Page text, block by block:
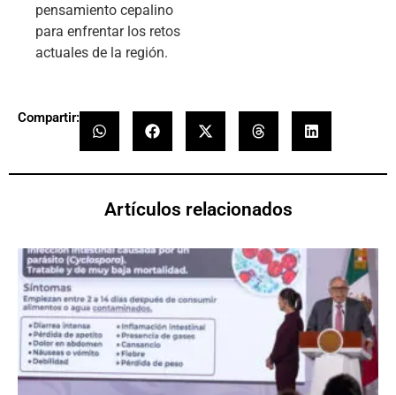
pensamiento cepalino
para enfrentar los retos
actuales de la región.
Compartir:
Artículos relacionados